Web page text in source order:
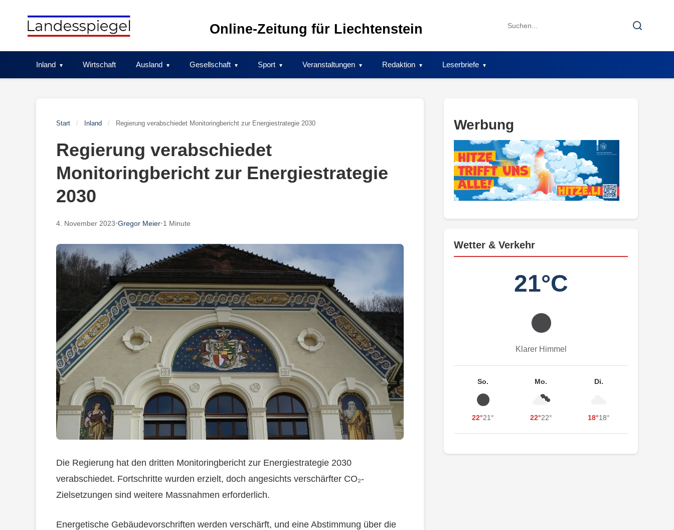
Online-Zeitung für Liechtenstein
Search
Search
Inland Wirtschaft Ausland Gesellschaft Sport Veranstaltungen Redaktion Leserbriefe
Start / Inland / Regierung verabschiedet Monitoringbericht zur Energiestrategie 2030
Regierung verabschiedet
Monitoringbericht zur Energiestrategie
2030
4. November 2023•Gregor Meier•1 Minute
Die Regierung hat den dritten Monitoringbericht zur Energiestrategie 2030
verabschiedet. Fortschritte wurden erzielt, doch angesichts verschärfter CO₂-
Zielsetzungen sind weitere Massnahmen erforderlich.
Energetische Gebäudevorschriften werden verschärft, und eine Abstimmung über die
Werbung
Wetter & Verkehr
21°C
Klarer Himmel
So.
22°21°
Mo.
22°22°
Di.
18°18°